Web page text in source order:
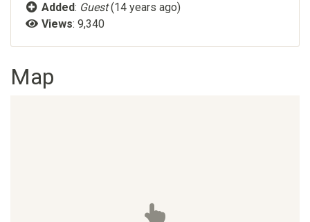
Added: Guest(14 years ago)
Views: 9,340
Map